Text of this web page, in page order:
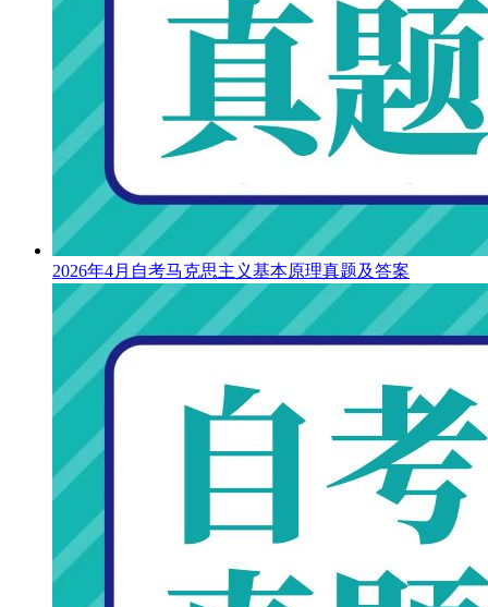
2026年4月自考马克思主义基本原理真题及答案